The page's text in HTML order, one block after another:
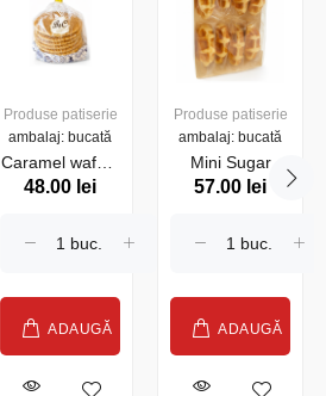
Produse patiserie
ambalaj: bucată
Caramel wafers
260 g HAMLET
48.00 lei
ADAUGĂ
Produse patiserie
ambalaj: bucată
Mini Sugar
waffles 280g
57.00 lei
ADAUGĂ